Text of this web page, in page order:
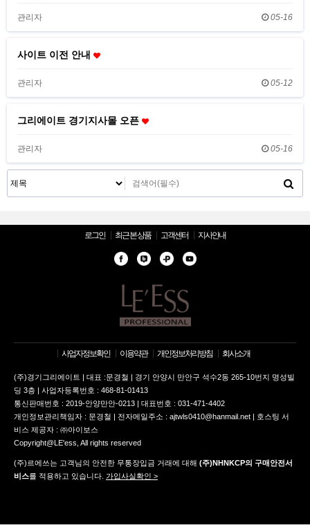
관리자 05-16
사이트 이전 안내
관리자 05-12
그리에이트 경기지사몰 오픈
관리자 05-16
로그인 최근 본 상품 고객센터 지사안내
사업자정보확인 이용약관 개인정보처리방침 회사소개
(주)경기그리에이트 | 대표 :문경철 | 경기 안양시 만안구 석수2동 265-10번지 명성빌
딩 3층 | 사업자등록번호 : 468-81-01413
통신판매번호 : 2019-안양만안-0213 | 대표번호 : 031-471-4402
개인정보관리책임자 : 문경철 | 전자메일주소 : ajtwls0410@hanmail.net | 호스팅 서
비스 제공자 : ㈜아이보스
Copyright@LE'ess, All rights reserved
(주)르에쓰는 고객님의 안전한 무통장입금 거래에 대해 (주)NHNKCP의 구매안전서
비스를 적용하고 있습니다. 가입사실확인 >